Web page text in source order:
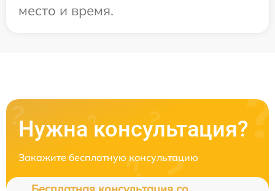
место и время.
Нужна консультация?
Закажите бесплатную консультацию